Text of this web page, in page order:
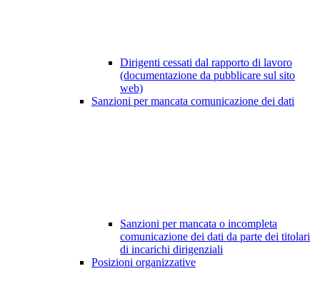
Dirigenti cessati dal rapporto di lavoro
(documentazione da pubblicare sul sito
web)
Sanzioni per mancata comunicazione dei dati
Sanzioni per mancata o incompleta
comunicazione dei dati da parte dei titolari
di incarichi dirigenziali
Posizioni organizzative